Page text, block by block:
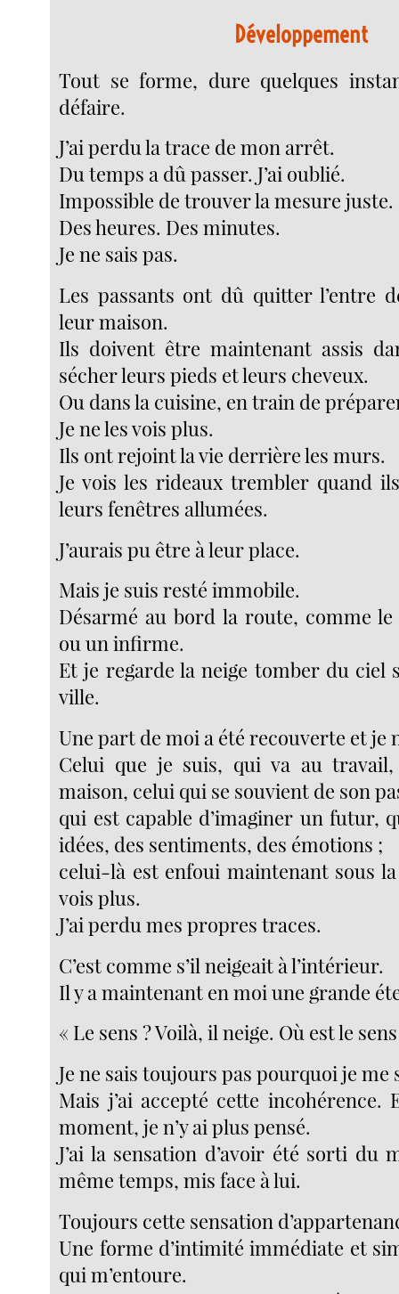
Développement
Tout se forme, dure quelques
défaire.
J’ai perdu la trace de mon arrêt.
Du temps a dû passer. J’ai oublié.
Impossible de trouver la mesure juste.
Des heures. Des minutes.
Je ne sais pas.
Les passants ont dû quitter l’entre
leur maison.
Ils doivent être maintenant assis
sécher leurs pieds et leurs cheveux.
Ou dans la cuisine, en train de
Je ne les vois plus.
Ils ont rejoint la vie derrière les murs.
Je vois les rideaux trembler quand
leurs fenêtres allumées.
J’aurais pu être à leur place.
Mais je suis resté immobile.
Désarmé au bord la route, comme
ou un infirme.
Et je regarde la neige tomber du ciel
ville.
Une part de moi a été recouverte et je
Celui que je suis, qui va au
maison, celui qui se souvient de son
qui est capable d’imaginer un futur,
idées, des sentiments, des émotions ;
celui-là est enfoui maintenant sous
vois plus.
J’ai perdu mes propres traces.
C’est comme s’il neigeait à l’intérieur.
Il y a maintenant en moi une grande
« Le sens ? Voilà, il neige. Où est le
Je ne sais toujours pas pourquoi je me
Mais j’ai accepté cette incohérence.
moment, je n’y ai plus pensé.
J’ai la sensation d’avoir été sorti du
même temps, mis face à lui.
Toujours cette sensation
Une forme d’intimité immédiate et
qui m’entoure.